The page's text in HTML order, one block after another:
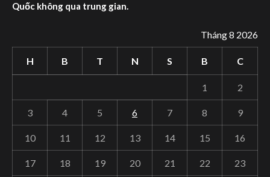
Quốc không qua trung gian.
Tháng 8 2026
H B T N S B C
1 2
3 4 5 6 7 8 9
10 11 12 13 14 15 16
17 18 19 20 21 22 23